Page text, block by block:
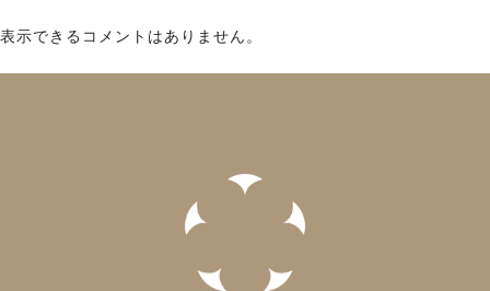
tシ
ョ
表示できるコメントはありません。